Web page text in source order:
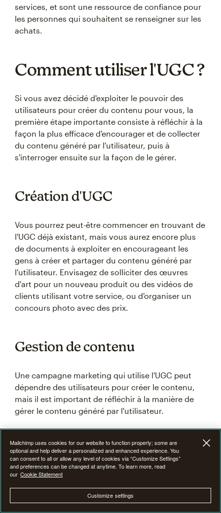
services, et sont une ressource de confiance pour
les personnes qui souhaitent se renseigner sur les
achats.
Comment utiliser l'UGC ?
Si vous avez décidé d'exploiter le pouvoir des
utilisateurs pour créer du contenu pour vous, la
première étape importante consiste à réfléchir à la
façon la plus efficace d'encourager et de collecter
du contenu généré par l'utilisateur, puis à
s'interroger ensuite sur la façon de le gérer.
Création d'UGC
Vous pourrez peut-être commencer en trouvant de
l'UGC déjà existant, mais vous aurez encore plus
de documents à exploiter en encourageant les
gens à créer et partager du contenu généré par
l'utilisateur. Envisagez de solliciter des œuvres
d'art pour un nouveau produit ou des vidéos de
clients utilisant votre service, ou d'organiser un
concours photo avec des prix.
Gestion de contenu
Une campagne marketing qui utilise l'UGC peut
dépendre des utilisateurs pour créer le contenu,
mais il est important de réfléchir à la manière de
gérer le contenu généré par l'utilisateur.
Certains sites approuvent chaque commentaire ou
publication. D'autres sites font la promotion du
meilleur contenu généré par l'utilisateur, ce qui lui
réfléchissant à la meilleure façon de promouvoir et
Mailchimp uses cookies for our website to function properly; some are
optional and help deliver a personalized and enhanced experience. You
can consent to all or allow any level of cookies via “Customize Settings”
and preferences can be changed at anytime. To learn more, read
our Cookie Statement
Customize settings